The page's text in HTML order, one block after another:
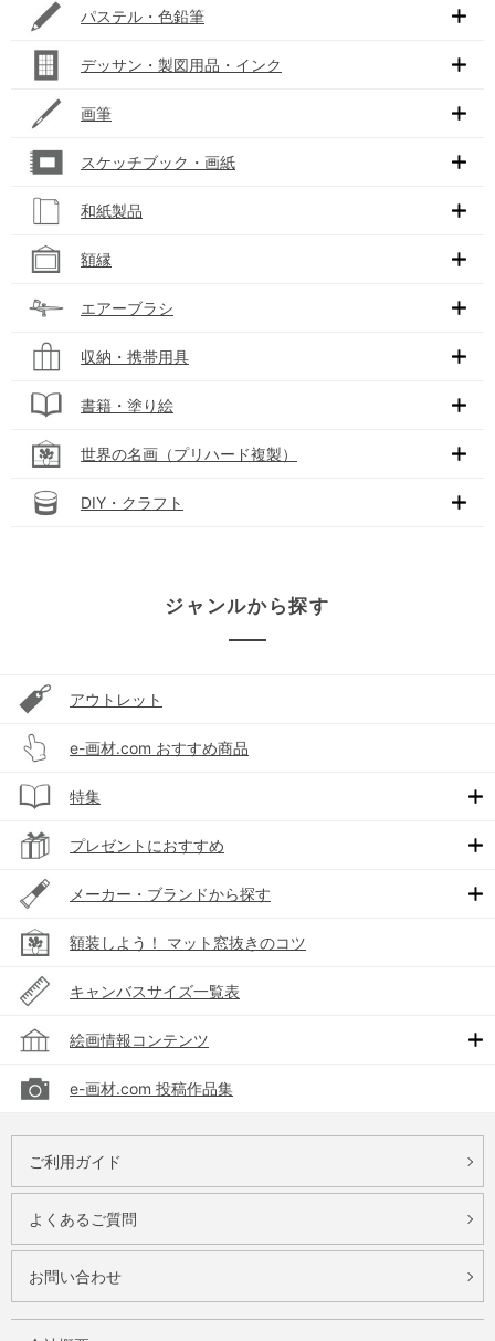
パステル・色鉛筆
デッサン・製図用品・インク
画筆
スケッチブック・画紙
和紙製品
額縁
エアーブラシ
収納・携帯用具
書籍・塗り絵
世界の名画（プリハード複製）
DIY・クラフト
ジャンルから探す
アウトレット
e-画材.com おすすめ商品
特集
プレゼントにおすすめ
メーカー・ブランドから探す
額装しよう！ マット窓抜きのコツ
キャンバスサイズ一覧表
絵画情報コンテンツ
e-画材.com 投稿作品集
ご利用ガイド
よくあるご質問
お問い合わせ